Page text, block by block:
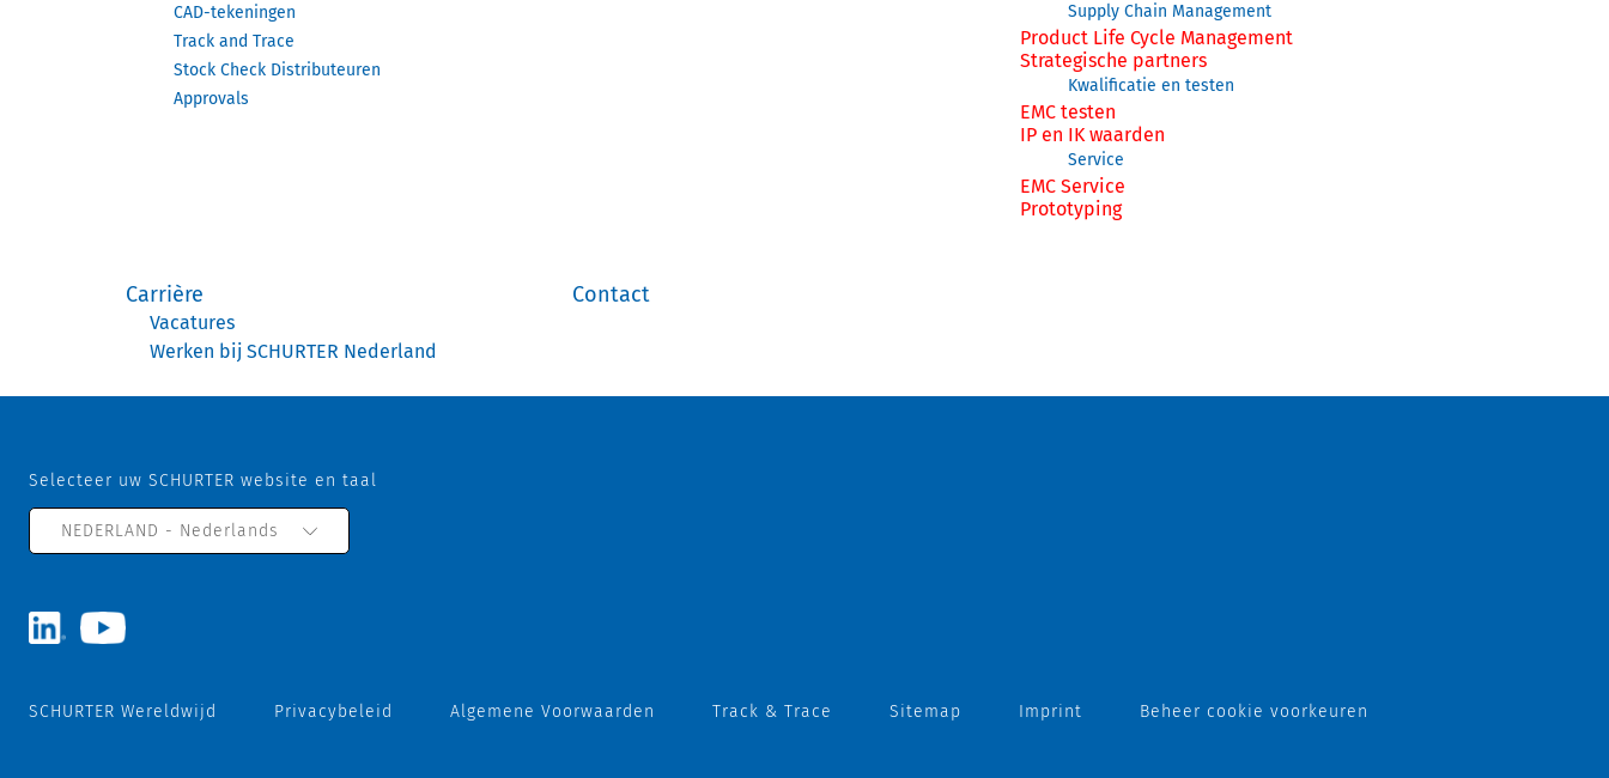
CAD-tekeningen
Track and Trace
Stock Check Distributeuren
Approvals
Supply Chain Management
Product Life Cycle Management
Strategische partners
Kwalificatie en testen
EMC testen
IP en IK waarden
Service
EMC Service
Prototyping
Carrière
Vacatures
Werken bij SCHURTER Nederland
Contact
Selecteer uw SCHURTER website en taal
NEDERLAND - Nederlands
SCHURTER Wereldwijd Privacybeleid Algemene Voorwaarden Track & Trace Sitemap Imprint Beheer cookie voorkeuren